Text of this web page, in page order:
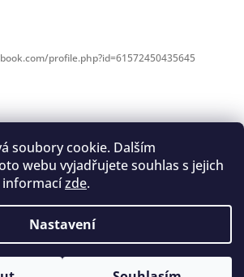
soubory cookie. Dalším
webu vyjadřujete souhlas s jejich
informacízde.
Nastavení
profile.php?id=61572450435645
údajů
Copyright 2026 Flybike studio. Všechna práva